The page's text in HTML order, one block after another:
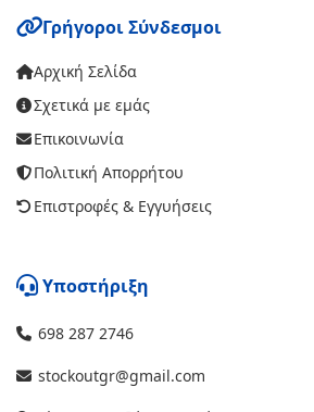
Γρήγοροι Σύνδεσμοι
Αρχική Σελίδα
Σχετικά με εμάς
Επικοινωνία
Πολιτική Απορρήτου
Επιστροφές & Εγγυήσεις
Υποστήριξη
698 287 2746
stockoutgr@gmail.com